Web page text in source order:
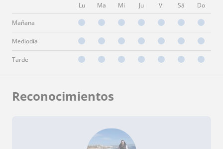
Lu Ma Mi Ju Vi Sá Do
Mañana
Mediodía
Tarde
Reconocimientos